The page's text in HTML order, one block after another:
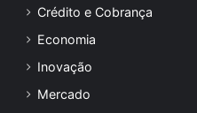
Crédito e Cobrança
Economia
Inovação
Mercado